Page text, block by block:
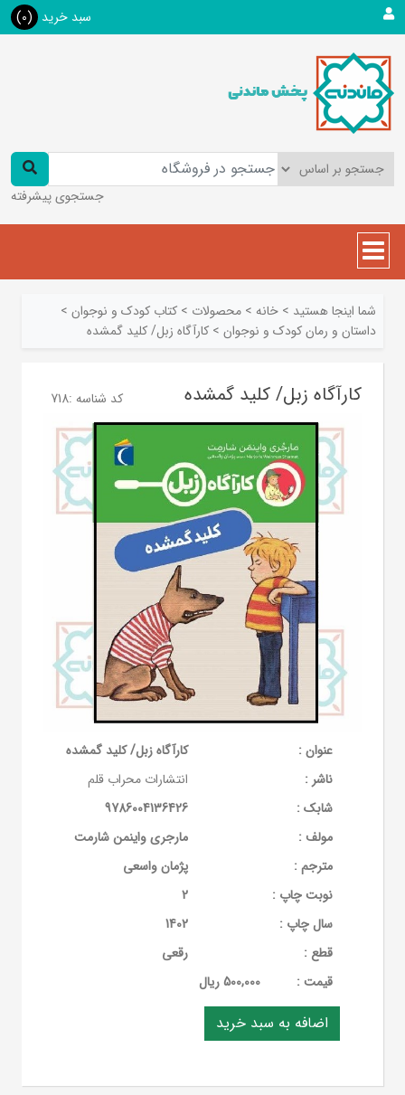
سبد خرید (0)
جستجوی پیشرفته
شما اینجا هستید > خانه > محصولات > کتاب کودک و نوجوان >
داستان و رمان کودک و نوجوان > کارآگاه زبل/ کلید گمشده
کارآگاه زبل/ کلید گمشده کد شناسه :718
عنوان :
کارآگاه زبل/ کلید گمشده
ناشر :
انتشارات محراب قلم
شابک :
9786004136426
مولف :
مارجری واینمن شارمت
مترجم :
پژمان واسعی
نوبت چاپ :
2
سال چاپ :
1402
قطع :
رقعی
قيمت :
500,000 ریال